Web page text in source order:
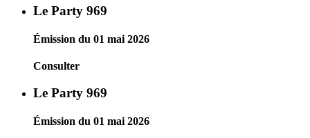
Le Party 969
Émission du 01 mai 2026
Consulter
Le Party 969
Émission du 01 mai 2026